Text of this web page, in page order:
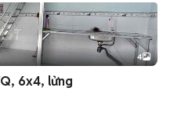
4
6x4, lửng